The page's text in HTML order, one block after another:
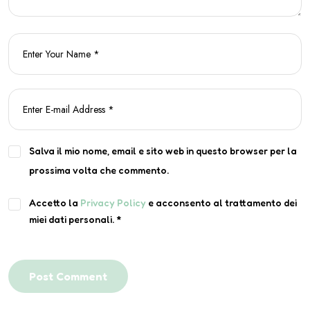
Salva il mio nome, email e sito web in questo browser per la
prossima volta che commento.
Accetto la Privacy Policy e acconsento al trattamento dei
miei dati personali. *
Post Comment